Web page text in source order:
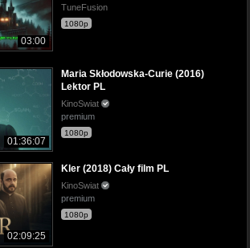
03:00
TuneFusion
1080p
01:36:07
Maria Skłodowska-Curie (2016)
Lektor PL
KinoSwiat
premium
1080p
02:09:25
Kler (2018) Cały film PL
KinoSwiat
premium
1080p